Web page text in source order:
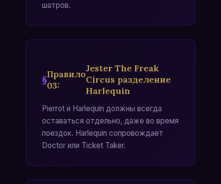
шатров.
Правило
03:
Jester The Freak
Circus разделение
Harlequin
Pierrot и Harlequin должны всегда
оставаться отдельно, даже во время
поездок. Harlequin сопровождает
Doctor или Ticket Taker.